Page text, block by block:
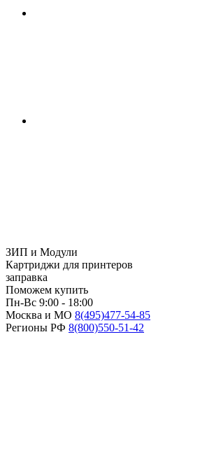
ЗИП и Модули
Картриджи для принтеров
заправка
Поможем купить
Пн-Вс 9:00 - 18:00
Москва и МО 8(495)477-54-85
Регионы РФ 8(800)550-51-42